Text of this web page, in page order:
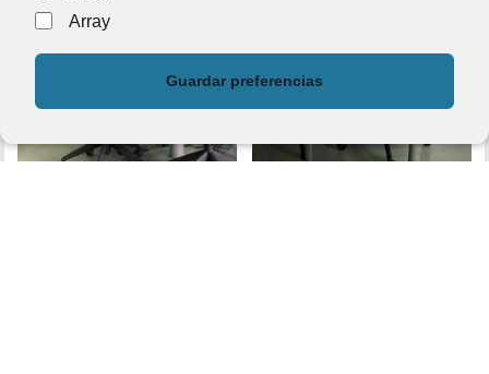
Array
Guardar preferencias